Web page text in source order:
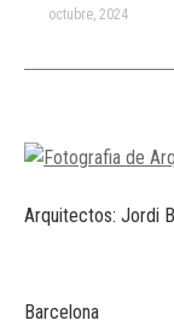
octubre, 2024
Arquitectos: Jordi
Barcelona